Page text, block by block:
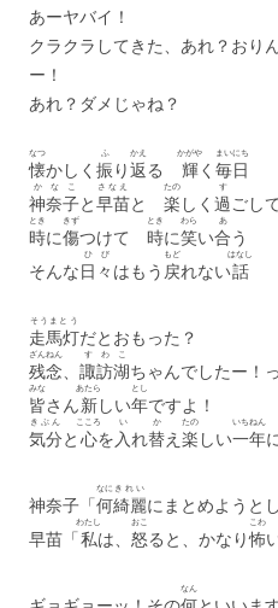
あーヤバイ！
クラクラしてきた、あれ？おり
ー！
あれ？ダメじゃね？
懐
なつ
かしく 振
ふ
り返
かえ
る 輝
かがや
く 毎日
まいにち
神奈子
かなこ
と早苗
さなえ
と 楽
たの
しく 過
す
ごし
時
とき
に傷
きず
つけて 時
とき
に笑
わら
い合
あ
う
そんな日々
ひび
はもう 戻
もど
れない話
はなし
走馬灯
そうまとう
だとおもった？
残念
ざんねん
、 諏訪湖
すわこ
ちゃんでしたー！
皆
みな
さん新
あたら
しい年
とし
ですよ！
気分
きぶん
と 心
こころ
を入
い
れ替
か
え 楽
たの
しい一年
いちねん
神奈子「何
なに
綺麗
きれい
にまとめようと
早苗「私
わたし
は、 怒
おこ
ると、かなり怖
こわ
なん